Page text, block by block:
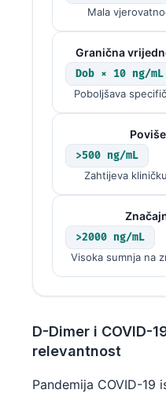
Mala
Granična
Dob × 10 ng/
Poboljšava
>500 ng/mL
Zahtijeva
>2000 ng/mL
Visoka sumnja na
D-Dimer i COVID-
relevantnost
Pandemija COVID-19
Kiswahili
አማርኛ
Українська
Català
Қазақ тілі
Suomi
Hrvatski
Slovenčina
كوردی‎
سنڌي
සිංහල
Galego